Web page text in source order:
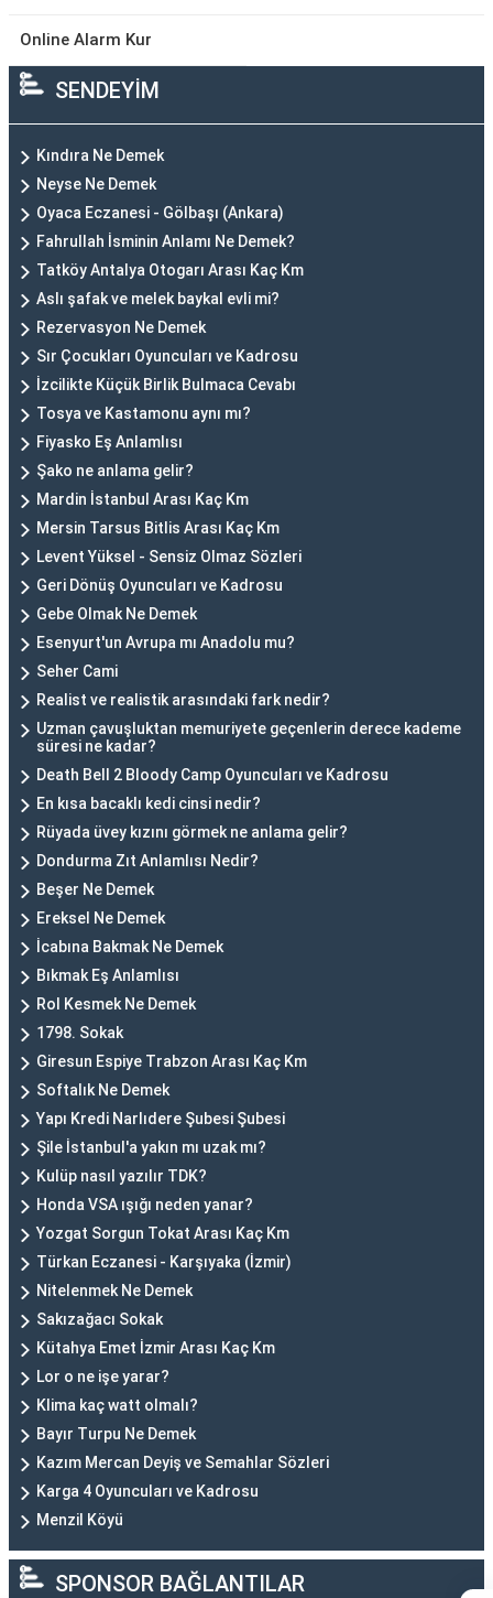
Online Alarm Kur
SENDEYİM
Kındıra Ne Demek
Neyse Ne Demek
Oyaca Eczanesi - Gölbaşı (Ankara)
Fahrullah İsminin Anlamı Ne Demek?
Tatköy Antalya Otogarı Arası Kaç Km
Aslı şafak ve melek baykal evli mi?
Rezervasyon Ne Demek
Sır Çocukları Oyuncuları ve Kadrosu
İzcilikte Küçük Birlik Bulmaca Cevabı
Tosya ve Kastamonu aynı mı?
Fiyasko Eş Anlamlısı
Şako ne anlama gelir?
Mardin İstanbul Arası Kaç Km
Mersin Tarsus Bitlis Arası Kaç Km
Levent Yüksel - Sensiz Olmaz Sözleri
Geri Dönüş Oyuncuları ve Kadrosu
Gebe Olmak Ne Demek
Esenyurt'un Avrupa mı Anadolu mu?
Seher Cami
Realist ve realistik arasındaki fark nedir?
Uzman çavuşluktan memuriyete geçenlerin derece kademe
süresi ne kadar?
Death Bell 2 Bloody Camp Oyuncuları ve Kadrosu
En kısa bacaklı kedi cinsi nedir?
Rüyada üvey kızını görmek ne anlama gelir?
Dondurma Zıt Anlamlısı Nedir?
Beşer Ne Demek
Ereksel Ne Demek
İcabına Bakmak Ne Demek
Bıkmak Eş Anlamlısı
Rol Kesmek Ne Demek
1798. Sokak
Giresun Espiye Trabzon Arası Kaç Km
Softalık Ne Demek
Yapı Kredi Narlıdere Şubesi Şubesi
Şile İstanbul'a yakın mı uzak mı?
Kulüp nasıl yazılır TDK?
Honda VSA ışığı neden yanar?
Yozgat Sorgun Tokat Arası Kaç Km
Türkan Eczanesi - Karşıyaka (İzmir)
Nitelenmek Ne Demek
Sakızağacı Sokak
Kütahya Emet İzmir Arası Kaç Km
Lor o ne işe yarar?
Klima kaç watt olmalı?
Bayır Turpu Ne Demek
Kazım Mercan Deyiş ve Semahlar Sözleri
Karga 4 Oyuncuları ve Kadrosu
Menzil Köyü
SPONSOR BAĞLANTILAR